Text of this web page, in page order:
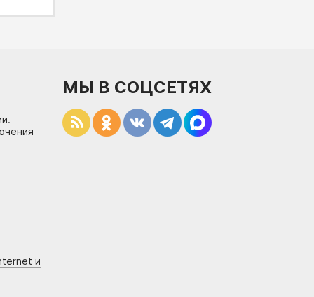
и
МЫ В СОЦСЕТЯХ